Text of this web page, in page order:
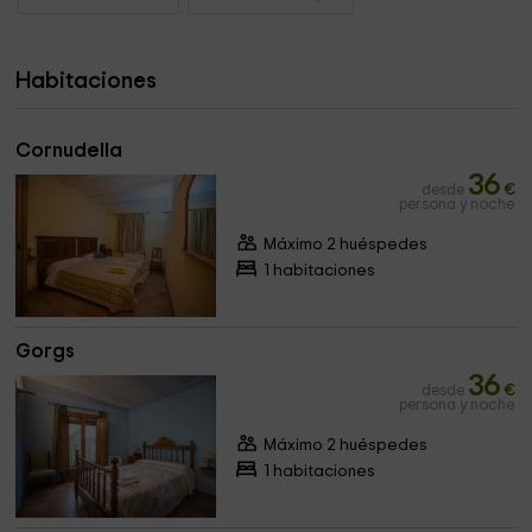
Habitaciones
Cornudella
desde 36 €
persona y noche
Máximo 2 huéspedes
1 habitaciones
Gorgs
desde 36 €
persona y noche
Máximo 2 huéspedes
1 habitaciones